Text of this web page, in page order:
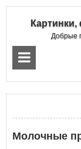
Добрые
Молочные